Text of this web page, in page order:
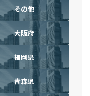
その他
大阪府
福岡県
青森県